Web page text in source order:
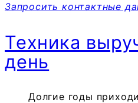
Запросить контактные
Техника
день
Долгие годы